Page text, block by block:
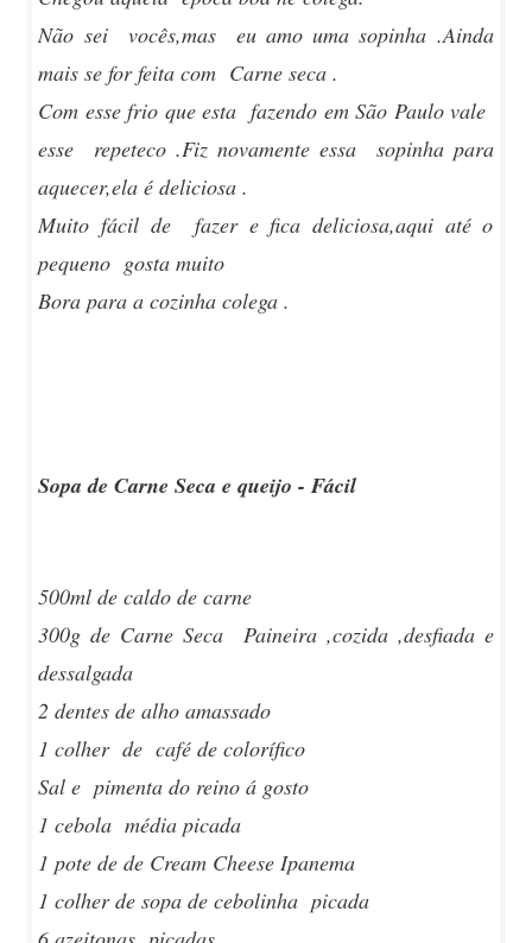
Não sei vocês,mas eu amo uma sopinha .Ainda
mais se for feita com Carne seca .
Com esse frio que esta fazendo em São Paulo vale
esse repeteco .Fiz novamente essa sopinha para
aquecer,ela é deliciosa .
Muito fácil de fazer e fica deliciosa,aqui até o
pequeno gosta muito
Bora para a cozinha colega .
Sopa de Carne Seca e queijo - Fácil
500ml de caldo de carne
300g de Carne Seca Paineira ,cozida ,desfiada e
dessalgada
2 dentes de alho amassado
1 colher de café de colorífico
Sal e pimenta do reino á gosto
1 cebola média picada
1 pote de de Cream Cheese Ipanema
1 colher de sopa de cebolinha picada